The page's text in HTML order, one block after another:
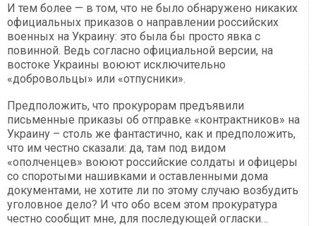
И тем более — в том, что не было обнаружено никаких
официальных приказов о направлении российских
военных на Украину: это была бы просто явка с
повинной. Ведь согласно официальной версии, на
востоке Украины воюют исключительно
«добровольцы» или «отпусники».
Предположить, что прокурорам предъявили
письменные приказы об отправке «контрактников» на
Украину – столь же фантастично, как и предположить,
что им честно сказали: да, там под видом
«ополченцев» воюют российские солдаты и офицеры
со споротыми нашивками и оставленными дома
документами, не хотите ли по этому случаю возбудить
уголовное дело? И что обо всем этом прокуратура
честно сообщит мне, для последующей огласки…